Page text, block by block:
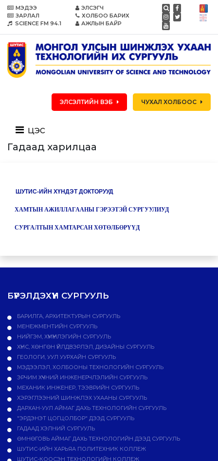
МЭДЭЭ
ЗАРЛАЛ
SCIENCE FM 94.1
ЭЛСЭГЧ
ХОЛБОО БАРИХ
АЖЛЫН БАЙР
ЭЛСЭЛТИЙН ВЭБ ЧУХАЛ ХОЛБООС
цэс
Гадаад харилцаа
ШУТИС-ИЙН ХҮНДЭТ ДОКТОРУУД
ХАМТЫН АЖИЛЛАГААНЫ ГЭРЭЭТЭЙ СУРГУУЛИУД
СУРГАЛТЫН ХАМТАРСАН ХӨТӨЛБӨРҮҮД
БҮРЭЛДЭХҮҮН СУРГУУЛЬ
БАРИЛГА, АРХИТЕКТУРЫН СУРГУУЛЬ
МЕНЕЖМЕНТИЙН СУРГУУЛЬ
НИЙГЭМ, ХҮМҮҮНЛЭГИЙН СУРГУУЛЬ
ХҮНС, ХӨНГӨН ҮЙЛДВЭРЛЭЛ, ДИЗАЙНЫ СУРГУУЛЬ
ГЕОЛОГИ, УУЛ УУРХАЙН СУРГУУЛЬ
МЭДЭЭЛЭЛ, ХОЛБООНЫ ТЕХНОЛОГИЙН СУРГУУЛЬ
ЭРЧИМ ХҮЧНИЙ ИНЖЕНЕРЧЛЭЛИЙН СУРГУУЛЬ
МЕХАНИК ИНЖЕНЕР, ТЭЭВРИЙН СУРГУУЛЬ
ХЭРЭГЛЭЭНИЙ ШИНЖЛЭХ УХААНЫ СУРГУУЛЬ
ДАРХАН-УУЛ АЙМАГ ДАХЬ ТЕХНОЛОГИЙН СУРГУУЛЬ
"ЭРДЭНЭТ ЦОГЦОЛБОР" ДЭЭД СУРГУУЛЬ
ГАДААД ХЭЛНИЙ СУРГУУЛЬ
ӨМНӨГОВЬ АЙМАГ ДАХЬ ТЕХНОЛОГИЙН ДЭЭД СУРГУУЛЬ
ШУТИС-ИЙН ХАРЬЯА ПОЛИТЕХНИК КОЛЛЕЖ
ШУТИС-КООСЭН ТЕХНОЛОГИЙН КОЛЛЕЖ